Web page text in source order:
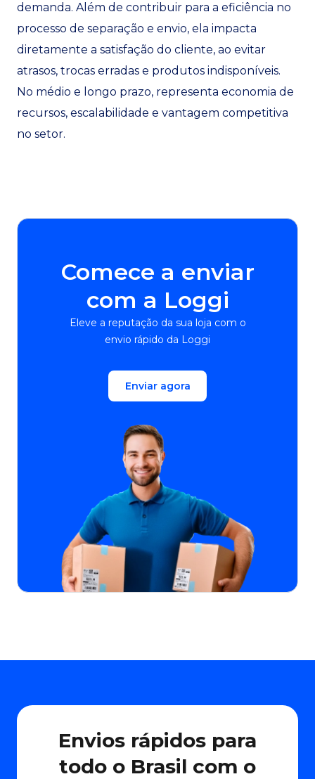
demanda. Além de contribuir para a eficiência no
processo de separação e envio, ela impacta
diretamente a satisfação do cliente, ao evitar
atrasos, trocas erradas e produtos indisponíveis.
No médio e longo prazo, representa economia de
recursos, escalabilidade e vantagem competitiva
no setor.
Comece a enviar
com a Loggi
Eleve a reputação da sua loja com o
envio rápido da Loggi
Enviar agora
Envios rápidos para
todo o Brasil com o